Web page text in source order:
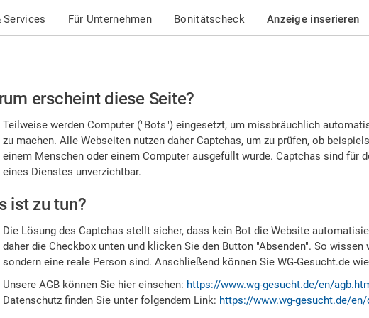
Services Für Unternehmen Bonitätscheck Anzeige inserieren
erscheint diese Seite?
Teilweise werden Computer ("Bots") eingesetzt, um missbräuchlich
zu machen. Alle Webseiten nutzen daher Captchas, um zu prüfen, ob
einem Menschen oder einem Computer ausgefüllt wurde. Captchas sind für
eines Dienstes unverzichtbar.
ist zu tun?
Die Lösung des Captchas stellt sicher, dass kein Bot die Website
daher die Checkbox unten und klicken Sie den Button "Absenden". So wissen
sondern eine reale Person sind. Anschließend können Sie WG-Gesucht.de
Unsere AGB können Sie hier einsehen: https://www.wg-gesucht.de/en/
Datenschutz finden Sie unter folgendem Link: https://www.wg-gesucht.de/en/